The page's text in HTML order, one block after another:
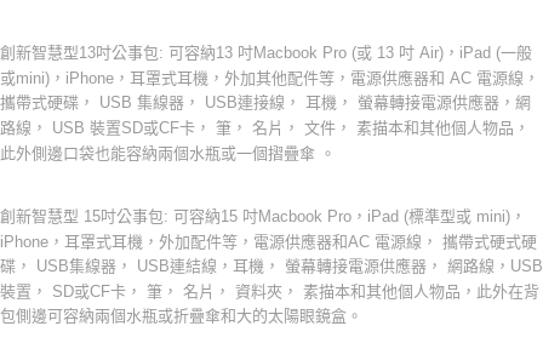
創新智慧型13吋公事包: 可容納13 吋Macbook Pro (或 13 吋 Air)，iPad (一般
或mini)，iPhone，耳罩式耳機，外加其他配件等，電源供應器和 AC 電源線，
攜帶式硬碟， USB 集線器， USB連接線， 耳機， 螢幕轉接電源供應器，網
路線， USB 裝置SD或CF卡， 筆， 名片， 文件， 素描本和其他個人物品，
此外側邊口袋也能容納兩個水瓶或一個摺疊傘 。
創新智慧型 15吋公事包: 可容納15 吋Macbook Pro，iPad (標準型或 mini)，
iPhone，耳罩式耳機，外加配件等，電源供應器和AC 電源線， 攜帶式硬式硬
碟， USB集線器， USB連結線，耳機， 螢幕轉接電源供應器， 網路線，USB
裝置， SD或CF卡， 筆， 名片， 資料夾， 素描本和其他個人物品，此外在背
包側邊可容納兩個水瓶或折疊傘和大的太陽眼鏡盒。